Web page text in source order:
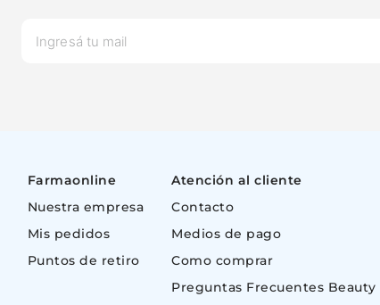
Farmaonline
Nuestra empresa
Mis pedidos
Puntos de retiro
Atención al cliente
Contacto
Medios de pago
Como comprar
Preguntas Frecuentes Beauty